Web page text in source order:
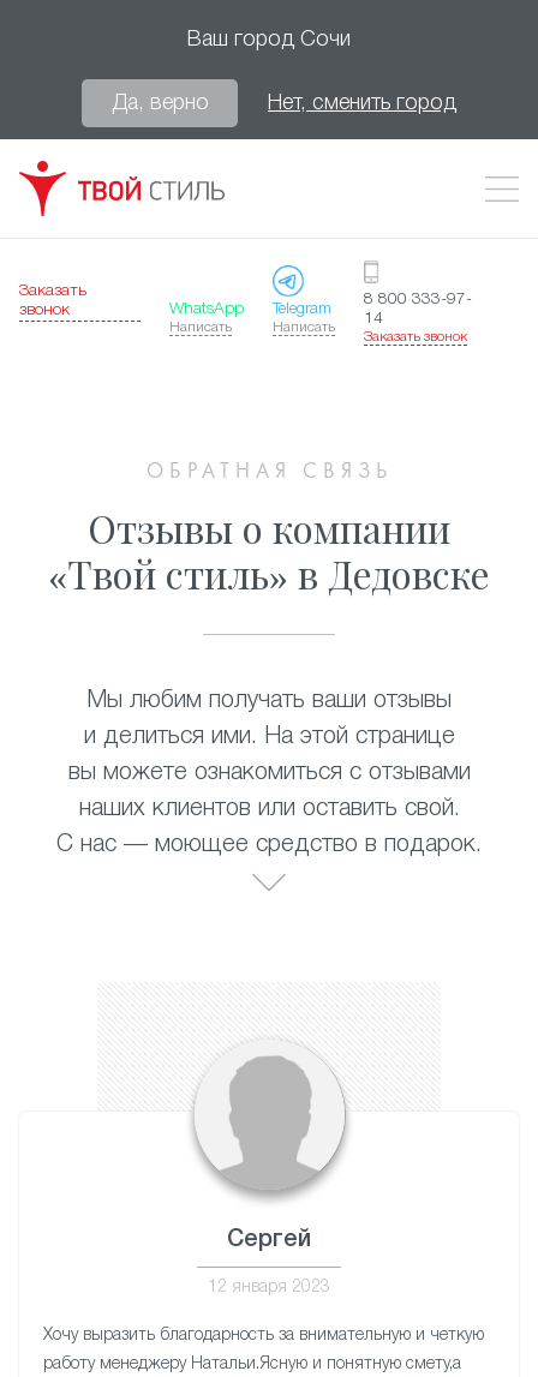
Ваш город Сочи
Да, верно Нет, сменить город
Заказать
звонок
WhatsApp
Написать
Telegram
Написать
8 800 333-97-
14
Заказать звонок
ОБРАТНАЯ СВЯЗЬ
Отзывы о компании
«Твой стиль» в Дедовске
Мы любим получать ваши отзывы
и делиться ими. На этой странице
вы можете ознакомиться с отзывами
наших клиентов или оставить свой.
С нас — моющее средство в подарок.
Сергей
12 января 2023
Хочу выразить благодарность за внимательную и четкую
работу менеджеру Натальи.Ясную и понятную смету,а